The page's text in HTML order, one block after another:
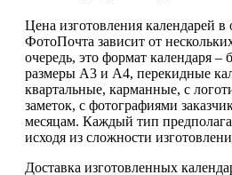
Цена изготовления календарей в
ФотоПочта зависит от
очередь, это формат календаря –
размеры А3 и А4, перекидные
квартальные, карманные, с
заметок, с фотографиями
месяцам. Каждый тип
исходя из сложности
Доставка изготовленных